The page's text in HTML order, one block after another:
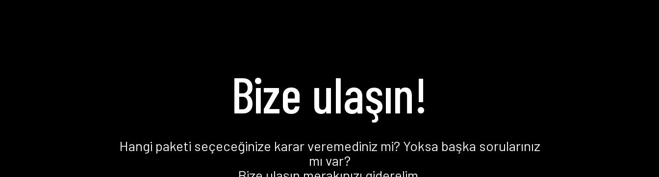
Bize ulaşın!
Hangi paketi seçeceğinize karar veremediniz mi? Yoksa başka sorularınız
mı var?